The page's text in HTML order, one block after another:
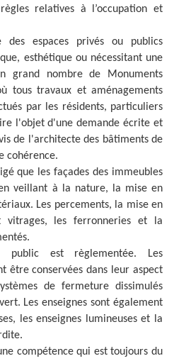
relatives à l’occupation et
des espaces privés ou publics
esthétique ou nécessitant une
grand nombre de Monuments
tous travaux et aménagements
par les résidents, particuliers
l'objet d'une demande écrite et
de l'architecte des bâtiments de
cohérence.
que les façades des immeubles
veillant à la nature, la mise en
Les percements, la mise en
vitrages, les ferronneries et la
public est règlementée. Les
être conservées dans leur aspect
de fermeture dissimulés
Les enseignes sont également
les enseignes lumineuses et la
compétence qui est toujours du